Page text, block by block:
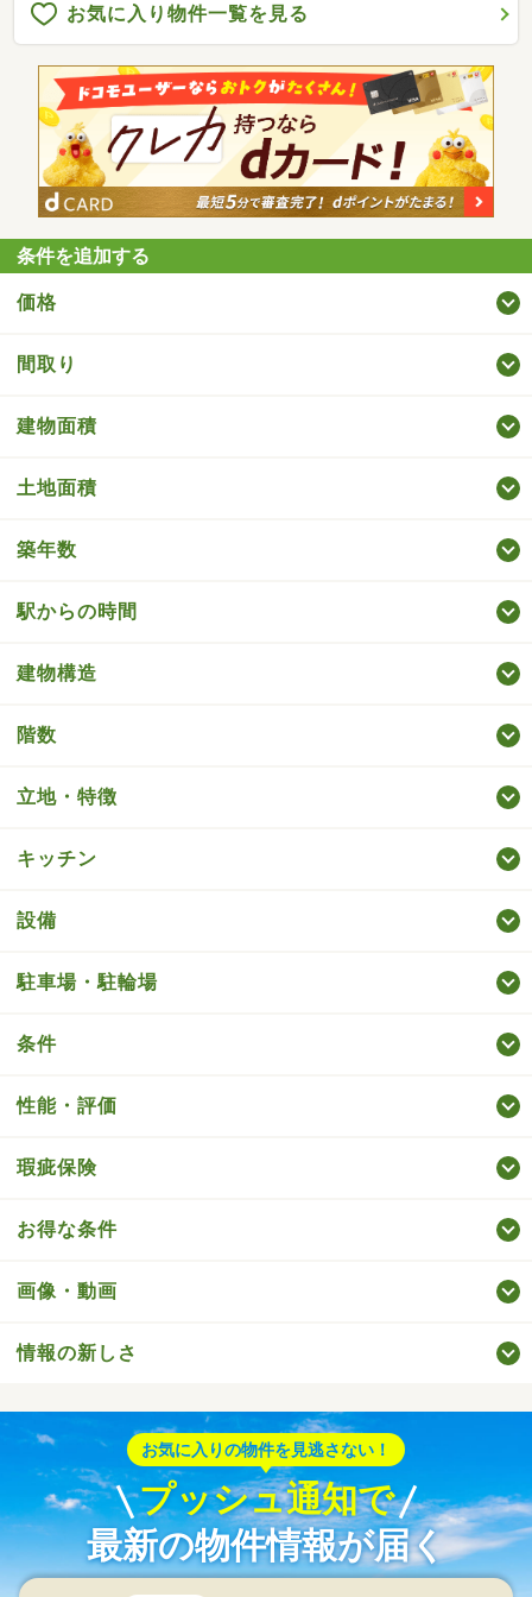
お気に入り物件一覧を見る
条件を追加する
価格
間取り
建物面積
土地面積
築年数
駅からの時間
建物構造
階数
立地・特徴
キッチン
設備
駐車場・駐輪場
条件
性能・評価
瑕疵保険
お得な条件
画像・動画
情報の新しさ
お気に入りの物件を見逃さない！
プッシュ通知で
最新の物件情報が届く